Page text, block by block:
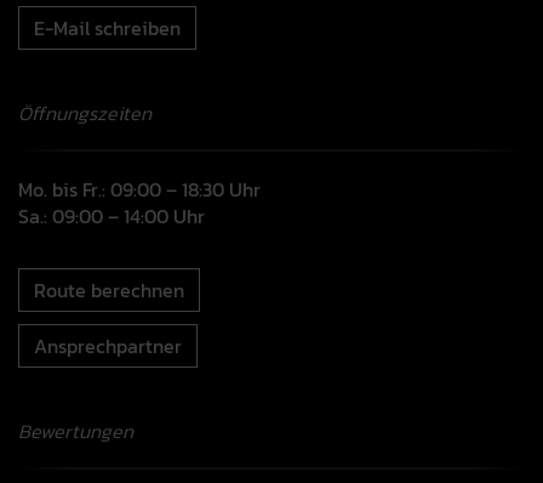
E-Mail schreiben
Öffnungszeiten
Mo. bis Fr.: 09:00 – 18:30 Uhr
Sa.: 09:00 – 14:00 Uhr
Route berechnen
Ansprechpartner
Bewertungen